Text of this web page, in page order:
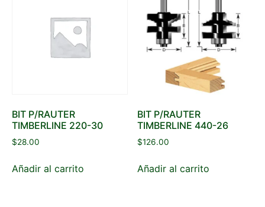
BIT P/RAUTER
TIMBERLINE 220-30
$28.00
Añadir al carrito
BIT P/RAUTER
TIMBERLINE 440-26
$126.00
Añadir al carrito